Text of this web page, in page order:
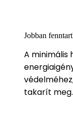
Jobban
A minimális
takarít meg.